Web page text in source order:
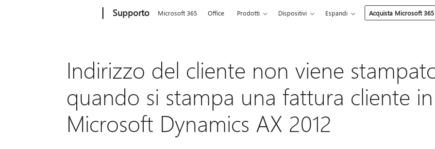
Supporto Microsoft 365 Office Prodotti Dispositivi Espandi Acquista Microsoft 365
Indirizzo del cliente non viene
quando si stampa una fattura cliente in
Microsoft Dynamics AX 2012